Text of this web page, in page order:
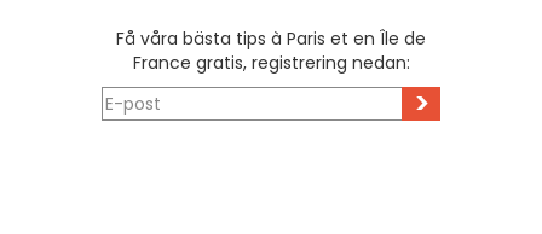
Få våra bästa tips à Paris et en Île de
France gratis, registrering nedan:
>